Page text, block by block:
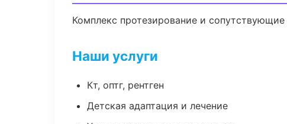
Комплекс протезирование и
Наши услуги
Кт, оптг, рентген
Детская адаптация и лечение